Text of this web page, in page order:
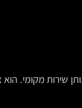
שירות מקומי.